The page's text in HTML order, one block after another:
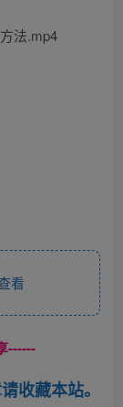
法.mp4
看
------
收藏本站。